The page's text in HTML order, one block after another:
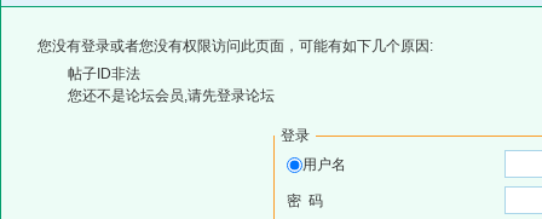
您没有登录或者您没有权限访问此页面，可能有如下几个原因:
帖子ID非法
您还不是论坛会员,请先登录论坛
登录
用户名
密 码